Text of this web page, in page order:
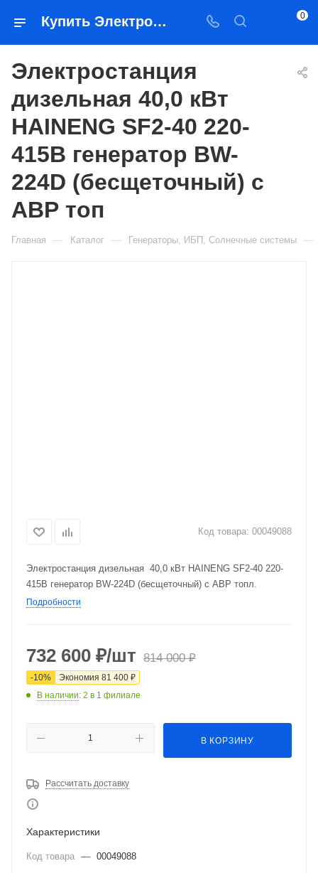
Купить Электростанция дизельная 40,0 кВт HAINENG SF2-40 220-415В генератор BW-224D (бесщеточный) с АВР топ в Якутске — цена, характеристики, подбор | Востоктехторг 0
Электростанция
дизельная 40,0 кВт
HAINENG SF2-40 220-
415В генератор BW-
224D (бесщеточный) с
АВР топ
Главная — Каталог — Генераторы, ИБП, Солнечные системы —
Код товара: 00049088
Электростанция дизельная 40,0 кВт HAINENG SF2-40 220-
415В генератор BW-224D (бесщеточный) с АВР топл.
Подробности
732 600 ₽/шт 814 000₽
-10% Экономия 81 400 ₽
В наличии: 2 в 1 филиале
В КОРЗИНУ
Рассчитать доставку
Характеристики
Код товара — 00049088